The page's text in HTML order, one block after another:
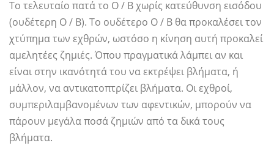
Το τελευταίο πατά το O / B χωρίς κατεύθυνση εισόδου
(ουδέτερη O / B). Το ουδέτερο O / B θα προκαλέσει τον
χτύπημα των εχθρών, ωστόσο η κίνηση αυτή προκαλεί
αμελητέες ζημιές. Όπου πραγματικά λάμπει αν και
είναι στην ικανότητά του να εκτρέψει βλήματα, ή
μάλλον, να αντικατοπτρίζει βλήματα. Οι εχθροί,
συμπεριλαμβανομένων των αφεντικών, μπορούν να
πάρουν μεγάλα ποσά ζημιών από τα δικά τους
βλήματα.